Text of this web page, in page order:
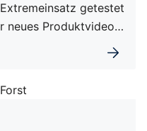
getestet
neues Produktvideo…